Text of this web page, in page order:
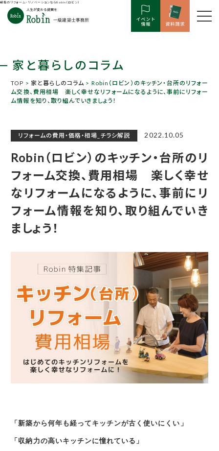
岐阜のリフォーム・リノベーションならRobin（ロビン）
家と暮らしのコラム
TOP > 家と暮らしのコラム > Robin（ロビン）のキッチン・台所のリフォー
ム交換、費用相場 楽しく幸せなリフォームになるように、事前にリフォー
ム情報を知り、取り組んでいきましょう！
リフォームの費用・価格・相場_チラシ解説 2022.10.05
Robin（ロビン）のキッチン・台所のリ
フォーム交換、費用相場 楽しく幸せ
なリフォームになるように、事前にリ
フォーム情報を知り、取り組んでいき
ましょう！
「新築から何年も経ってキッチンが古く使いにくい」
「収納力の高いキッチンに憧れている」